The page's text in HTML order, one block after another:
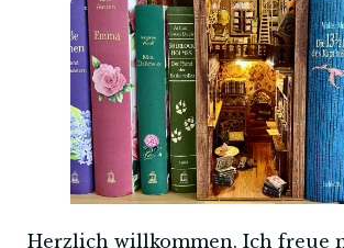
Herzlich willkommen. Ich freue